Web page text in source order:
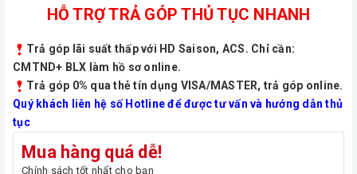
HỖ TRỢ TRẢ GÓP THỦ TỤC NHANH
Trả góp lãi suất thấp với HD Saison, ACS. Chỉ cần:
CMTND+ BLX làm hồ sơ online.
Trả góp 0% qua thẻ tín dụng VISA/MASTER, trả góp online.
Quý khách liên hệ số Hotline để được tư vấn và hướng dẫn thủ
tục
Mua hàng quá dễ!
Chính sách tốt nhất cho bạn